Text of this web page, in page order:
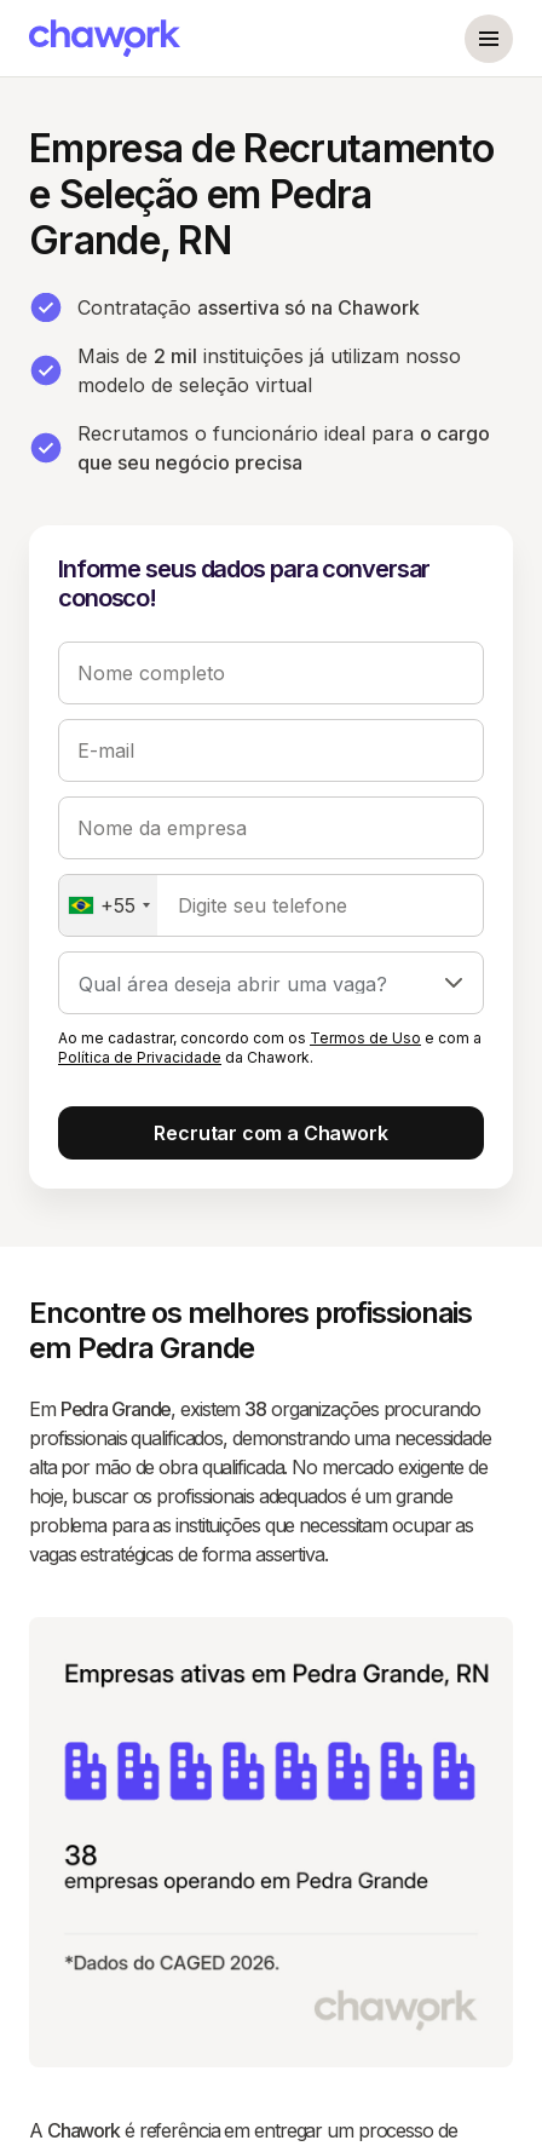
Empresa de Recrutamento
e Seleção em Pedra
Grande, RN
Contratação assertiva só na Chawork
Mais de 2 mil instituições já utilizam nosso
modelo de seleção virtual
Recrutamos o funcionário ideal para o cargo
que seu negócio precisa
Informe seus dados para conversar
conosco!
Nome completo
E-mail
Nome da empresa
+55 Digite seu telefone
Ao me cadastrar, concordo com os Termos de Uso e com a
Política de Privacidade da Chawork.
Recrutar com a Chawork
Encontre os melhores profissionais
em Pedra Grande
Em Pedra Grande, existem 38 organizações procurando
profissionais qualificados, demonstrando uma necessidade
alta por mão de obra qualificada. No mercado exigente de
hoje, buscar os profissionais adequados é um grande
problema para as instituições que necessitam ocupar as
vagas estratégicas de forma assertiva.
A Chaworké referência em entregar um processo de